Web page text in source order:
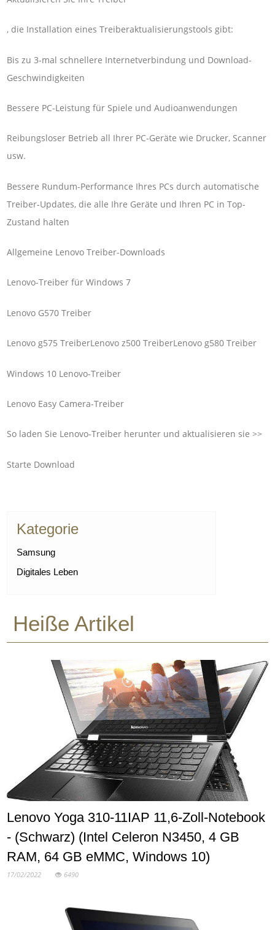
, die Installation eines Treiberaktualisierungstools gibt:
Bis zu 3-mal schnellere Internetverbindung und Download-
Geschwindigkeiten
Bessere PC-Leistung für Spiele und Audioanwendungen
Reibungsloser Betrieb all Ihrer PC-Geräte wie Drucker, Scanner
usw.
Bessere Rundum-Performance Ihres PCs durch automatische
Treiber-Updates, die alle Ihre Geräte und Ihren PC in Top-
Zustand halten
Allgemeine Lenovo Treiber-Downloads
Lenovo-Treiber für Windows 7
Lenovo G570 Treiber
Lenovo g575 TreiberLenovo z500 TreiberLenovo g580 Treiber
Windows 10 Lenovo-Treiber
Lenovo Easy Camera-Treiber
So laden Sie Lenovo-Treiber herunter und aktualisieren sie >>
Starte Download
Kategorie
Samsung
Digitales Leben
Heiße Artikel
Lenovo Yoga 310-11IAP 11,6-Zoll-Notebook
- (Schwarz) (Intel Celeron N3450, 4 GB
RAM, 64 GB eMMC, Windows 10)
17/02/2022 6490